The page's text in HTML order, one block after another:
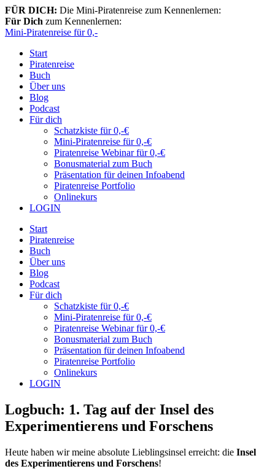
Zum
Inhalt
springen
FÜR DICH: Die Mini-Piratenreise zum Kennenlernen:
Für Dich zum Kennenlernen:
Mini-Piratenreise für 0,-
Start
Piratenreise
Buch
Über uns
Blog
Podcast
Für dich
Schatzkiste für 0,-€
Mini-Piratenreise für 0,-€
Piratenreise Webinar für 0,-€
Bonusmaterial zum Buch
Präsentation für deinen Infoabend
Piratenreise Portfolio
Onlinekurs
LOGIN
Start
Piratenreise
Buch
Über uns
Blog
Podcast
Für dich
Schatzkiste für 0,-€
Mini-Piratenreise für 0,-€
Piratenreise Webinar für 0,-€
Bonusmaterial zum Buch
Präsentation für deinen Infoabend
Piratenreise Portfolio
Onlinekurs
LOGIN
Logbuch: 1. Tag auf der Insel des
Experimentierens und Forschens
Heute haben wir meine absolute Lieblingsinsel erreicht: die Insel
des Experimentierens und Forschens!